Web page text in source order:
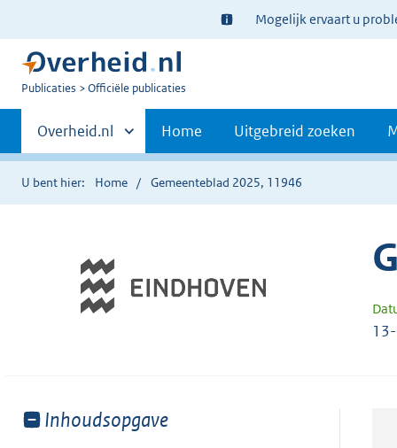
Ter
informatie:
Mogelijk ervaart u
U
Publicaties Officiële publicaties
Primaire
navigatie
Andere
sites
binnen
Overheid.nl Home Uitgebreid zoeken
U bent hier: Home Gemeenteblad 2025, 11946
Toon
Inhoudsopgave